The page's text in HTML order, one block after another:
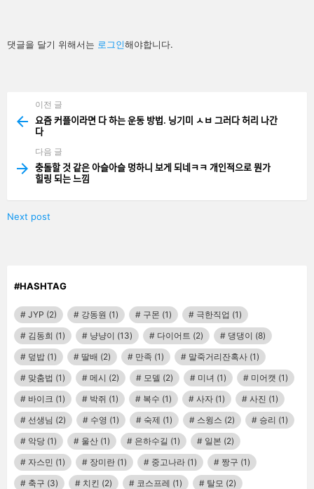
답
글
댓글을 달기 위해서는 로그인해야합니다.
more
이전 글
요즘 커플이라면 다 하는 운동 방법. 닝기미 ㅅㅂ 그러다 허리 나간
다
다음 글
충돌할 것 같은 아슬아슬 멍하니 보게 되네ㅋㅋ 개인적으로 뭔가
힐링 되는 느낌
Next post
#HASHTAG
JYP (2) 강동원 (1) 구몬 (1) 극한직업 (1)
김동희 (1) 냥냥이 (13) 다이어트 (2) 댕댕이 (8)
덮밥 (1) 딸배 (2) 만족 (1) 말죽거리잔혹사 (1)
맞춤법 (1) 메시 (2) 모델 (2) 미녀 (1) 미어캣 (1)
바이크 (1) 박쥐 (1) 복수 (1) 사자 (1) 사진 (1)
선생님 (2) 수영 (1) 숙제 (1) 스윙스 (2) 승리 (1)
악당 (1) 울산 (1) 은하수길 (1) 일본 (2)
자스민 (1) 장미란 (1) 중고나라 (1) 짱구 (1)
축구 (3) 치킨 (2) 코스프레 (1) 탈모 (2)